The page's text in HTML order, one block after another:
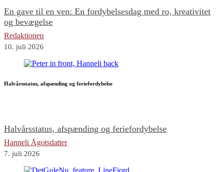
En gave til en ven: En fordybelsesdag med ro, kreativitet
og bevægelse
Redaktionen
10. juli 2026
Halvårsstatus, afspænding og feriefordybelse
Halvårsstatus, afspænding og feriefordybelse
Hanneli Ågotsdatter
7. juli 2026